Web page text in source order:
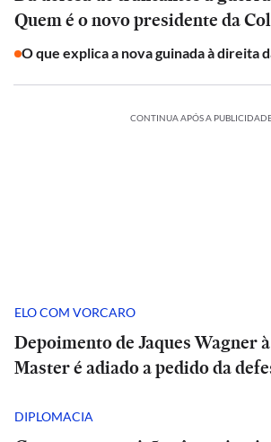
Quem é o novo presidente da
O que explica a nova guinada à direita
CONTINUA APÓS A
ELO COM VORCARO
Depoimento de Jaques Wagner
Master é adiado a pedido da
DIPLOMACIA